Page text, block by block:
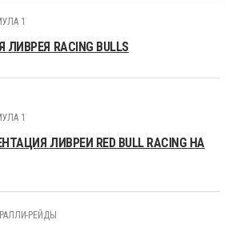
1
RACING BULLS
1
ЛИВРЕИ RED BULL RACING НА
РАЛЛИ-РЕЙДЫ